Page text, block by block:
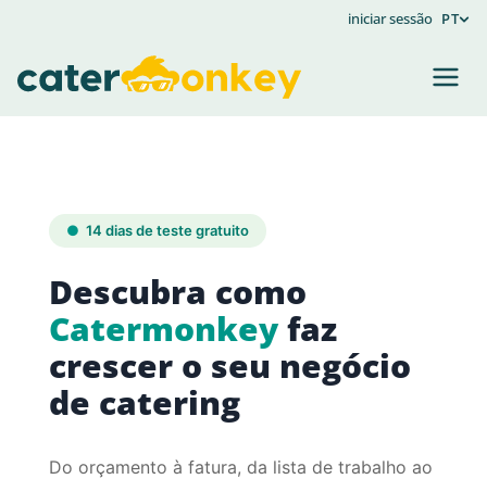
iniciar sessão PT
14 dias de teste gratuito
Descubra como
Catermonkeyfaz
crescer o seu negócio
de catering
Do orçamento à fatura, da lista de trabalho ao